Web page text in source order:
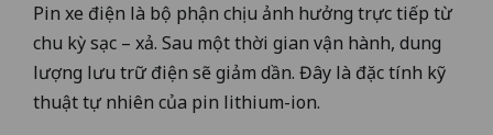
Pin xe điện là bộ phận chịu ảnh hưởng trực tiếp từ
chu kỳ sạc – xả. Sau một thời gian vận hành, dung
lượng lưu trữ điện sẽ giảm dần. Đây là đặc tính kỹ
thuật tự nhiên của pin lithium-ion.